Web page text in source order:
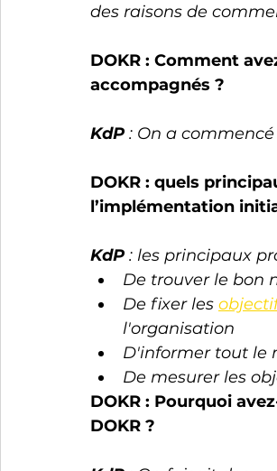
des raisons de
DOKR : Comment
accompagnés ?
KdP : On a
DOKR : quels
l’implémentation
KdP : les principaux
De trouver le bon
De fixer les
l'organisation
D'informer tout le
De mesurer les
DOKR : Pourquoi
DOKR ?